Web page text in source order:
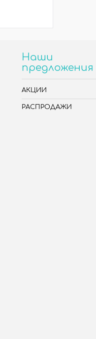
Наши
предложения
АКЦИИ
РАСПРОДАЖИ